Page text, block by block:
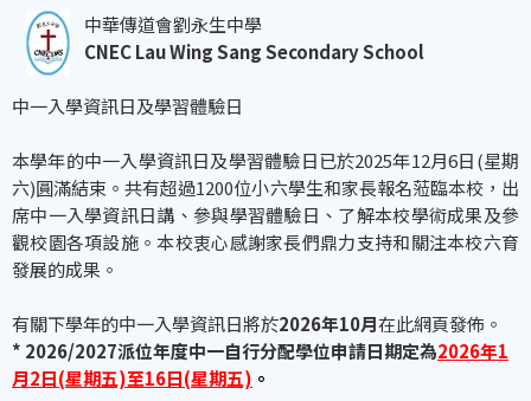
中華傳道會劉永生中學
CNEC Lau Wing Sang Secondary School
中一入學資訊日及學習體驗日
本學年的中一入學資訊日及學習體驗日已於2025年12月6日(星期
六)圓滿結束。共有超過1200位小六學生和家長報名蒞臨本校，出
席中一入學資訊日講、參與學習體驗日、了解本校學術成果及參
觀校園各項設施。本校衷心感謝家長們鼎力支持和關注本校六育
發展的成果。
有關下學年的中一入學資訊日將於2026年10月在此網頁發佈。
* 2026/2027派位年度中一自行分配學位申請日期定為2026年1
月2日(星期五)至16日(星期五) 。